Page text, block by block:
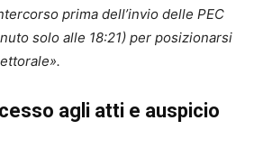
prima dell’invio delle PEC
solo alle 18:21) per posizionarsi
agli atti e auspicio